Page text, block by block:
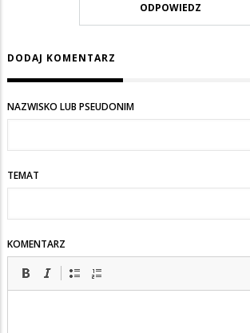
ODPOWIEDZ
DODAJ KOMENTARZ
NAZWISKO LUB PSEUDONIM
TEMAT
KOMENTARZ